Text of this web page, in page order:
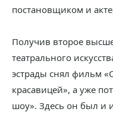
постановщиком и
Получив второе
театрального
эстрады снял фильм
красавицей», а уже
шоу». Здесь он был и